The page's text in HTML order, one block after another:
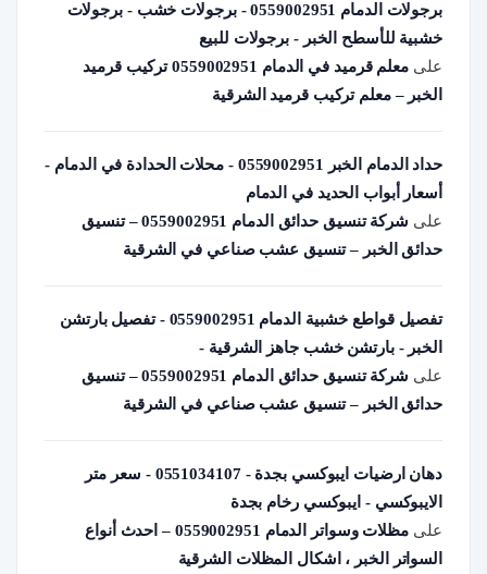
برجولات الدمام 0559002951 - برجولات خشب - برجولات
خشبية للأسطح الخبر - برجولات للبيع
على
معلم قرميد في الدمام 0559002951 تركيب قرميد
الخبر – معلم تركيب قرميد الشرقية
حداد الدمام الخبر 0559002951 - محلات الحدادة في الدمام -
أسعار أبواب الحديد في الدمام
على
شركة تنسيق حدائق الدمام 0559002951 – تنسيق
حدائق الخبر – تنسيق عشب صناعي في الشرقية
تفصيل قواطع خشبية الدمام 0559002951 - تفصيل بارتشن
الخبر - بارتشن خشب جاهز الشرقية -
على
شركة تنسيق حدائق الدمام 0559002951 – تنسيق
حدائق الخبر – تنسيق عشب صناعي في الشرقية
دهان ارضيات ايبوكسي بجدة - 0551034107 - سعر متر
الايبوكسي - ايبوكسي رخام بجدة
على
مظلات وسواتر الدمام 0559002951 – احدث أنواع
السواتر الخبر ، اشكال المظلات الشرقية